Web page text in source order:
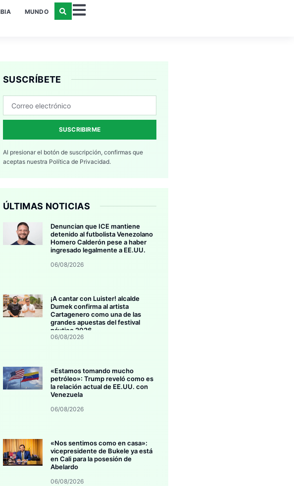
MUNDO
SUSCRÍBETE
SUSCRIBIRME
Al presionar el botón de suscripción, confirmas que
aceptas nuestra Política de Privacidad.
ÚLTIMAS NOTICIAS
Denuncian que ICE mantiene
detenido al futbolista Venezolano
Homero Calderón pese a haber
ingresado legalmente a EE.UU.
06/08/2026
¡A cantar con Luister! alcalde
Dumek confirma al artista
Cartagenero como una de las
grandes apuestas del festival
náutico 2026
06/08/2026
«Estamos tomando mucho
petróleo»: Trump reveló como es
la relación actual de EE.UU. con
Venezuela
06/08/2026
«Nos sentimos como en casa»:
vicepresidente de Bukele ya está
en Cali para la posesión de
Abelardo
06/08/2026